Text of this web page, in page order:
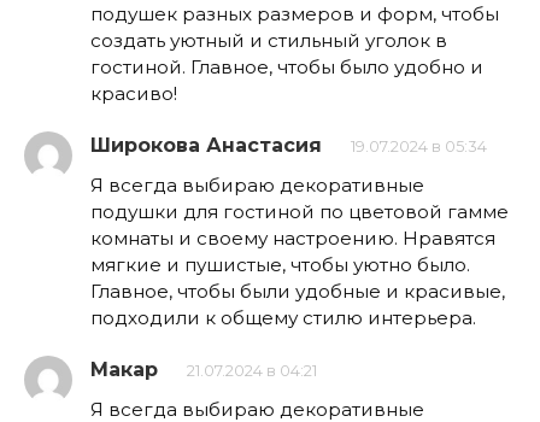
подушек разных размеров и форм, чтобы
создать уютный и стильный уголок в
гостиной. Главное, чтобы было удобно и
красиво!
Широкова Анастасия 19.07.2024 в 05:34
Я всегда выбираю декоративные
подушки для гостиной по цветовой гамме
комнаты и своему настроению. Нравятся
мягкие и пушистые, чтобы уютно было.
Главное, чтобы были удобные и красивые,
подходили к общему стилю интерьера.
Макар 21.07.2024 в 04:21
Я всегда выбираю декоративные